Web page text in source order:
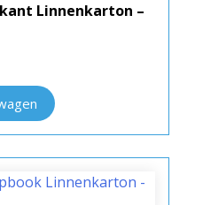
Linnenkarton –